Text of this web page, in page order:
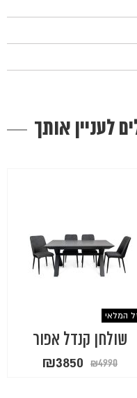
לעניין אותך
המלאי
שולחן קנדל אפור
₪4990
המחיר₪3850